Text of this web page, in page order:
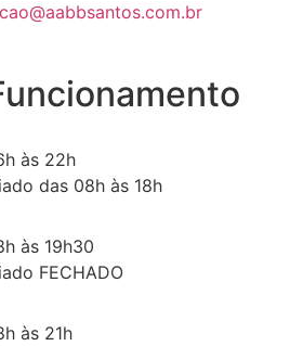
às 22h
das 08h às 18h
às 19h30
FECHADO
às 21h